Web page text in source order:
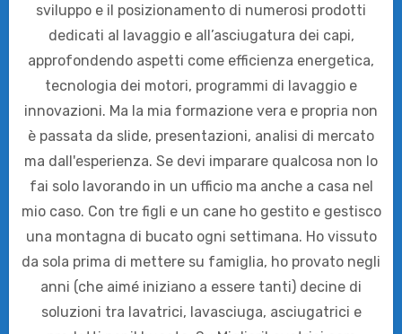
sviluppo e il posizionamento di numerosi prodotti
dedicati al lavaggio e all’asciugatura dei capi,
approfondendo aspetti come efficienza energetica,
tecnologia dei motori, programmi di lavaggio e
innovazioni. Ma la mia formazione vera e propria non
è passata da slide, presentazioni, analisi di mercato
ma dall'esperienza. Se devi imparare qualcosa non lo
fai solo lavorando in un ufficio ma anche a casa nel
mio caso. Con tre figli e un cane ho gestito e gestisco
una montagna di bucato ogni settimana. Ho vissuto
da sola prima di mettere su famiglia, ho provato negli
anni (che aimé iniziano a essere tanti) decine di
soluzioni tra lavatrici, lavasciuga, asciugatrici e